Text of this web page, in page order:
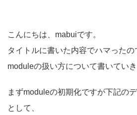
こんにちは、mabuiです。
タイトルに書いた内容でハマった
moduleの扱い方について書いていき
まずmoduleの初期化ですが下記の
として、